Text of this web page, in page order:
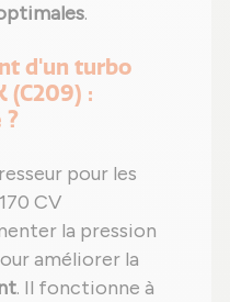
.
d'un turbo
(C209) :
?
pour les
CV
la pression
améliorer la
. Il fonctionne à